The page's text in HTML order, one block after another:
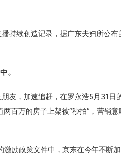
持续创造记录，据广东夫妇所公布
。
友，加速追赶，在罗永浩5月31日
百万的房子上架被“秒拍”，营销
励政策文件中，京东在今年不断